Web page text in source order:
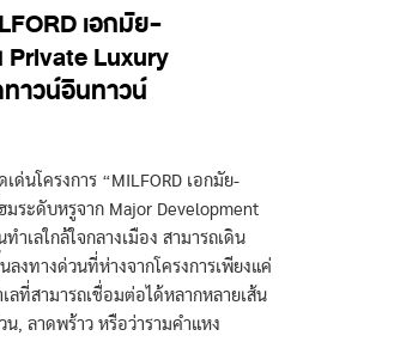
เอกมัย-
Luxury
าวน์อินทาวน์
ด่นโครงการ “MILFORD เอกมัย-
มระดับหรูจาก Major Development
ำเลใกล้ใจกลางเมือง สามารถเดิน
งทางด่วนที่ห่างจากโครงการเพียงแค่
ลที่สามารถเชื่อมต่อได้หลากหลายเส้น
น, ลาดพร้าว หรือว่ารามคำแหง